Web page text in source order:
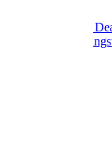
Gewijzigde